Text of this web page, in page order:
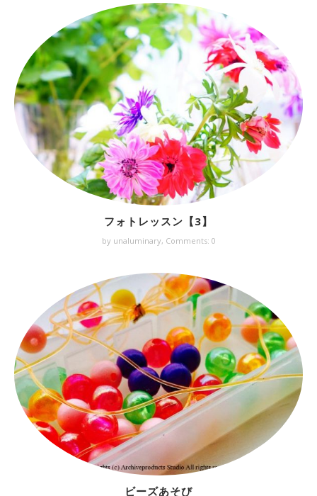
フォトレッスン【3】
by unaluminary, Comments: 0
ビーズあそび